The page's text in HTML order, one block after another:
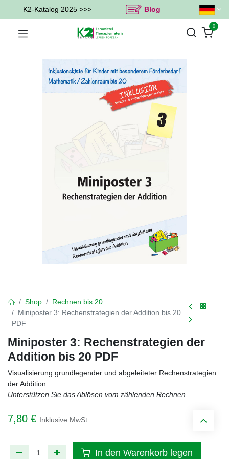
K2-Katalog 2025 >>> Blog
0
Shop
Rechnen bis 20
Miniposter 3: Rechenstrategien der Addition bis 20
PDF
Miniposter 3: Rechenstrategien der
Addition bis 20 PDF
Visualisierung grundlegender und abgeleiteter Rechenstrategien
der Addition
Unterstützen Sie das Ablösen vom zählenden Rechnen.
7,80 € Inklusive MwSt.
In den Warenkorb legen